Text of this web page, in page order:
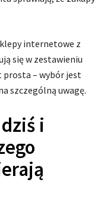
internetowe z
się w zestawieniu
prosta – wybór jest
szczególną uwagę.
i